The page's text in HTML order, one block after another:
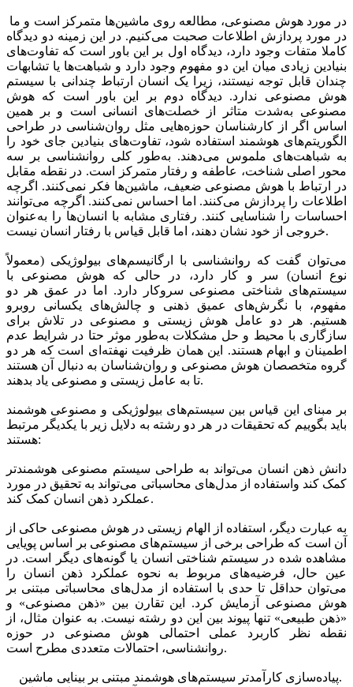
در مورد پردازش اطلاعات صحبت می‌کنیم. در این زمینه دو دیدگاه
کاملا متفات وجود دارد، دیدگاه اول بر این باور است که تفاوت‌های
بنیادین زیادی میان این دو مفهوم وجود دارد و شباهت‌ها یا تشابهات
چندان قابل توجه نیستند، زیرا یک انسان ارتباط چندانی با سیستم
هوش مصنوعی ندارد. دیدگاه دوم بر این باور است که هوش
مصنوعی به‌شدت متاثر از خصلت‌های انسانی است و بر همین
اساس اگر از کارشناسان حوزه‌هایی مثل روان‌شناسی در طراحی
الگوریتم‌های هوشمند استفاده شود، تفاوت‌های بنیادین جای خود را
به شباهت‌های ملموس می‌دهند. به‌طور کلی روانشناسی بر سه
محور اصلی شناخت، عاطفه و رفتار متمرکز است. در نقطه مقابل
در ارتباط با هوش مصنوعی ضعیف، ماشین‌ها فکر نمی‌کنند. اگرچه
اطلاعات را پردازش می‌کنند. اما احساس نمی‌کنند. اگرچه می‌توانند
احساسات را شناسایی کنند. رفتاری مشابه با انسان‌ها را به‌عنوان
خروجی از خود نشان دهند، اما قابل قیاس با رفتار انسان نیست.
می‌توان گفت که روانشناسی با ارگانیسم‌های بیولوژیکی (معمولاً
نوع انسان) سر و کار دارد، در حالی که هوش مصنوعی با
سیستم‌های شناختی مصنوعی سروکار دارد. اما در عمق هر دو
مفهوم، با نگرش‌های عمیق ذهنی و چالش‌های یکسانی روبرو
هستیم. هر دو عامل هوش زیستی و مصنوعی در تلاش برای
سازگاری با محیط و حل مشکلات به‌طور موثر حتا در شرایط عدم
اطمینان و ابهام هستند. این همان ظرفیت نهفته‌ای است که هر دو
گروه متخصصان هوش مصنوعی و روان‌شناسان به دنبال آن هستند
تا به عامل زیستی و مصنوعی یاد بدهند.
بر مبنای این قیاس بین سیستم‌های بیولوژیکی و مصنوعی هوشمند
باید بگوییم که تحقیقات در هر دو رشته به دلایل زیر با یکدیگر مرتبط
هستند:
دانش ذهن انسان می‌تواند به طراحی سیستم مصنوعی هوشمندتر
کمک کند واستفاده از مدل‌های محاسباتی می‌تواند به تحقیق در مورد
عملکرد ذهن انسان کمک کند.
به عبارت دیگر، استفاده از الهام زیستی در هوش مصنوعی حاکی از
آن است که طراحی برخی از سیستم‌های مصنوعی بر اساس پویایی
مشاهده شده در سیستم شناختی انسان یا گونه‌های دیگر است. در
عین حال، فرضیه‌های مربوط به نحوه عملکرد ذهن انسان را
می‌توان حداقل تا حدی با استفاده از مدل‌های محاسباتی مبتنی بر
هوش مصنوعی آزمایش کرد. این تقارن بین «ذهن مصنوعی» و
«ذهن طبیعی» تنها پیوند بین این دو رشته نیست. به عنوان مثال، از
نقطه نظر کاربرد عملی احتمالی هوش مصنوعی در حوزه
روانشناسی، احتمالات متعددی مطرح است.
پیاده‌سازی کارآمدتر سیستم‌های هوشمند مبتنی بر بینایی ماشین.